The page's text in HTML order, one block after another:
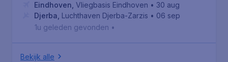
Eindhoven Vliegbasis Eindhoven • 30 aug
Djerba Luchthaven Djerba-Zarzis • 06 sep
1u geleden gevonden •
Bekijk alle